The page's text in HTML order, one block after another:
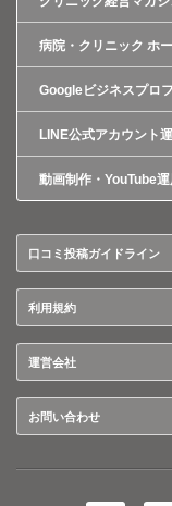
病院・クリニック ホ
Googleビジネスプロ
LINE公式アカウント
動画制作・YouTube
口コミ投稿ガイドライン
利用規約
運営会社
お問い合わせ